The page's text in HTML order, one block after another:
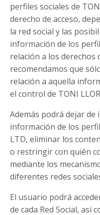
perfiles sociales de
derecho de acceso,
la red social y las
información de los
relación a los derechos
recomendamos que
relación a aquella
el control de TONI
Además podrá dejar
información de los
LTD, eliminar los
o restringir con quién
mediante los
diferentes redes
El usuario podrá
de cada Red Social, así